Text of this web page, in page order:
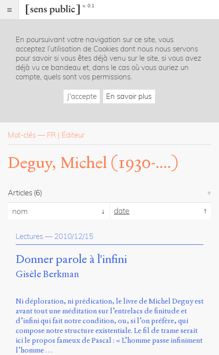
v. 0.1
Index
Rubriques
Essais
La
revue
Présentation
Publier
du
site
Archipel
En
Mastodon
Université
de
En poursuivant votre navigation sur ce site, vous
acceptez l’utilisation de Cookies dont nous nous servons
pour savoir si vous êtes déjà venu sur le site, si vous avez
déjà vu ce bandeau et, dans le cas où vous auriez un
compte, quels sont vos permissions.
J'accepte En savoir plus
Mot-clés — FR Éditeur
Deguy, Michel (1930-....)
Articles (6)
nom date
Lectures — 2010/12/15
Donner parole à l'infini
Gisèle Berkman
Ni déploration, ni prédication, le livre de Michel Deguy est
avant tout une méditation sur l’entrelacs de finitude et
d’infini qui fait notre condition, ou, si l’on préfère, qui
compose notre structure existentiale. Le fil de trame serait
ici le propos fameux de Pascal : « L’homme passe infiniment
l’homme …